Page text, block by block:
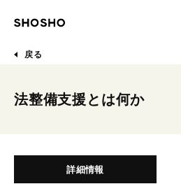
戻る
法整備支援とは何か
詳細情報